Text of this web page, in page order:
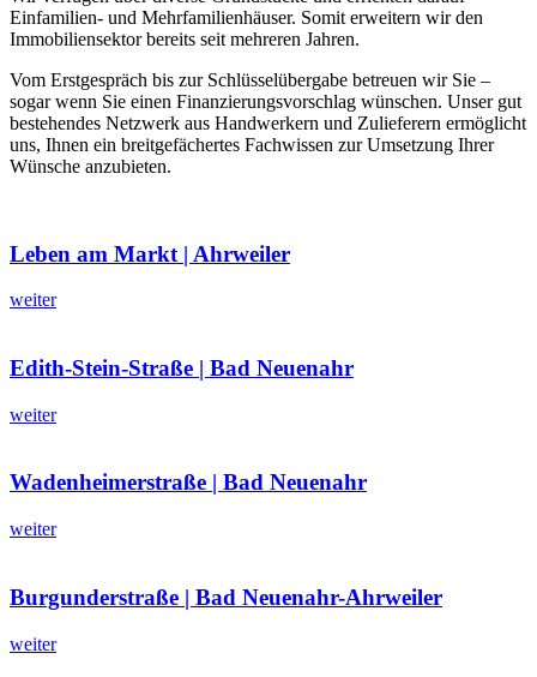
Einfamilien- und Mehrfamilienhäuser. Somit erweitern wir den
Immobiliensektor bereits seit mehreren Jahren.
Vom Erstgespräch bis zur Schlüsselübergabe betreuen wir Sie –
sogar wenn Sie einen Finanzierungsvorschlag wünschen. Unser gut
bestehendes Netzwerk aus Handwerkern und Zulieferern ermöglicht
uns, Ihnen ein breitgefächertes Fachwissen zur Umsetzung Ihrer
Wünsche anzubieten.
Leben am Markt | Ahrweiler
weiter
Edith-Stein-Straße | Bad Neuenahr
weiter
Wadenheimerstraße | Bad Neuenahr
weiter
Burgunderstraße | Bad Neuenahr-Ahrweiler
weiter